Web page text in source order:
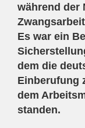
während der
Es war ein
dem die
Einberufung
dem
standen.